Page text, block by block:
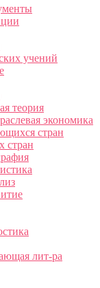
учений
теория
экономика
стран
стран
лит-ра